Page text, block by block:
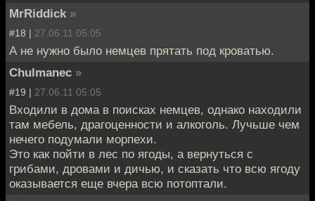
MrRiddick »
#18 | 27.06.11 05:05
А не нужно было немцев прятать под кроватью.
Chulmanec »
#19 | 27.06.11 05:05
Входили в дома в поисках немцев, однако находили
там мебель, драгоценности и алкоголь. Лучьше чем
нечего подумали морпехи.
Это как пойти в лес по ягоды, а вернуться с
грибами, дровами и дичью, и сказать что всю ягоду
оказывается еще вчера всю потоптали.